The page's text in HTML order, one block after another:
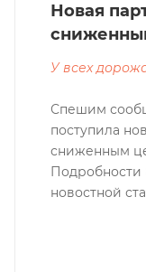
Новая
У всех
Спешим
поступила
сниженным
Подробности
новостной